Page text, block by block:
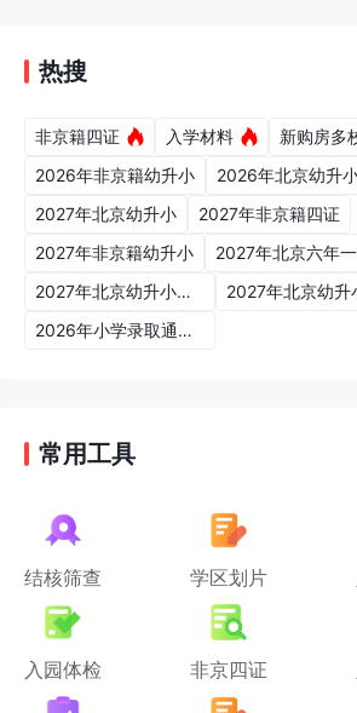
热搜
非京籍四证 入学材料
新购房多
2026年非京籍幼升小
2027年北京幼升小
2027年非京籍四证
2027年非京籍幼升小
2027年北京幼升小六年一学位政策
2026年小学录取通知书
常用工具
结核筛查 学区划片
入园体检 非京四证